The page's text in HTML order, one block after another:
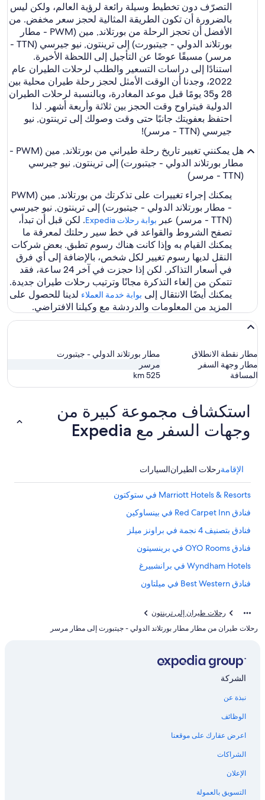
التصرّف دون تخطيط وسيلة رائعة لرؤية العالم، ولكن ليس
بالضرورة أن تكون الطريقة المثالية لحجز سعر مخفض. من
الأفضل أن تحجز الرحلة من بورتلاند, مين (PWM - مطار
بورتلاند الدولي - جيتبورت) إلى ترينتون, نيو جيرسي (TTN -
مرسر) مسبقًا عوضًا عن التأجيل إلى اللحظة الأخيرة.
استنادًا إلى دراسات التسعير والطلب لرحلات الطيران عام
2022، وجدنا أن الوقت الأمثل لحجز رحلة طيران محلية بين
28 و35 يومًا قبل موعد المغادرة، وبالنسبة لرحلات الطيران
الدولية فيتراوح وقت الحجز بين ثلاثة وأربعة أشهر. لذا
احتفظ بعفويتك جانبًا حتى وقت وصولك إلى ترينتون, نيو
جيرسي (TTN - مرسر)!
هل يمكنني تغيير تاريخ رحلة طيراني من بورتلاند, مين (PWM -
مطار بورتلاند الدولي - جيتبورت) إلى ترينتون, نيو جيرسي
(TTN - مرسر)
يمكنك إجراء تغييرات على تذكرتك من بورتلاند, مين (PWM
- مطار بورتلاند الدولي - جيتبورت) إلى ترينتون, نيو جيرسي
(TTN - مرسر) عبر
بوابة رحلات Expedia‏
. لكن قبل أن تبدأ،
تصفح الشروط والقواعد في خط سير رحلتك لمعرفة ما
يمكنك القيام به وإذا كانت هناك رسوم تطبق. بعض شركات
النقل لديها رسوم تغيير لكل شخص، بالإضافة إلى أي فرق
في أسعار التذاكر. لكن إذا حجزت في آخر 24 ساعة، فقد
تتمكن من إلغاء التذكرة مجانًا وترتيب رحلات طيران جديدة.
يمكنك أيضًا الانتقال إلى بوابة خدمة العملاء لدينا للحصول على
المزيد من المعلومات والدردشة مع وكيلنا الافتراضي.
مطار نقطة الانطلاق
مطار بورتلاند الدولي - جيتبورت
مطار وجهة السفر
مرسر
المسافة
525
km
استكشاف مجموعة كبيرة من
وجهات السفر مع Expedia
الإقامةرحلات الطيرانالسيارات
Marriott Hotels & Resorts في ستوكتون
فنادق Red Carpet Inn في بينساوكين
فنادق بتصنيف 4 نجمة في براونز ميلز
فنادق OYO Rooms في برينسيتون
Wyndham Hotels في برانشبيرغ
فنادق Best Western في ميلتاون
Marriott Hotels & Resorts في إيست ويندسور
فنادق قرب حديقة سيكس فلاغز للمغامرة الكبرى
فنادق Best Western في إيدسون
Hilton Hotels في موريس تاون
Marriott Hotels & Resorts في ساوثامبتون
Hilton Hotels في مونوماوث جانكشن
رحلات طيران إلى ترينتون
رحلات طيران من مطار مطار بورتلاند الدولي - جيتبورت إلى مطار مرسر
الشركة
نبذة عن
الوظائف
اعرض عقارك على موقعنا
الشراكات
الإعلان
التسويق بالعمولة